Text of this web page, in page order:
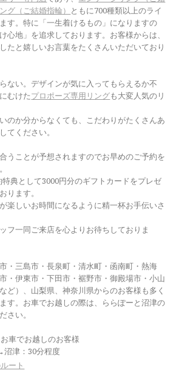
グ（ご結婚指輪） ともに700種類以上のライ
す。特に「一生着けるもの」になりますの
心地」を追求しております。お客様からは、
たと嬉しいお言葉をたくさんいただいており
ない。デザインが気に入ってもらえるか不
むけたプロポーズ専用リングも大変人気のリ
のか分からなくても、こだわりがたくさんあ
てください。
うことが予想されますのでお早めのご予約を
典として3000円分のギフトカードをプレゼ
ります。
楽しいお時間になるように精一杯お手伝いさ
フ一同ご来店を心よりお待ちしておりま
・三島市・長泉町・清水町・函南町・熱海
・伊東市・下田市・裾野市・御殿場市・小山
ど）、山梨県、神奈川県からのお客様も多く
す。お車でお越しの際は、ららぽーと沼津の
ださい。
車でお越しのお客様
沼津：30分程度
ート